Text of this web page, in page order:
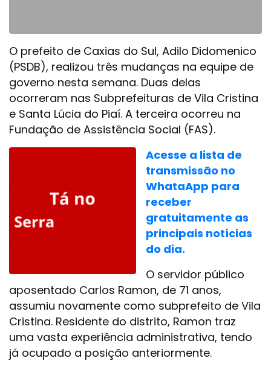
O prefeito de Caxias do Sul, Adilo Didomenico
(PSDB), realizou três mudanças na equipe de
governo nesta semana. Duas delas
ocorreram nas Subprefeituras de Vila Cristina
e Santa Lúcia do Piaí. A terceira ocorreu na
Fundação de Assistência Social (FAS).
Acesse a lista de
transmissão no
WhataApp para
receber
gratuitamente as
principais notícias
do dia.
O servidor público
aposentado Carlos Ramon, de 71 anos,
assumiu novamente como subprefeito de Vila
Cristina. Residente do distrito, Ramon traz
uma vasta experiência administrativa, tendo
já ocupado a posição anteriormente.